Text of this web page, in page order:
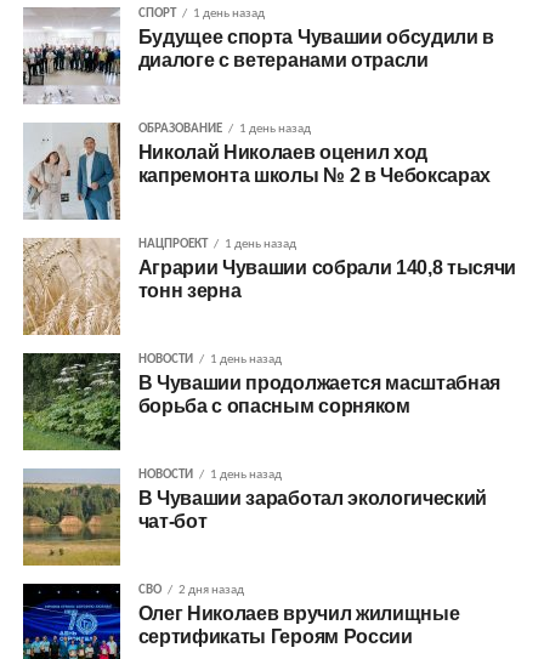
СПОРТ 1 день назад
Будущее спорта Чувашии обсудили в
диалоге с ветеранами отрасли
ОБРАЗОВАНИЕ 1 день назад
Николай Николаев оценил ход
капремонта школы № 2 в Чебоксарах
НАЦПРОЕКТ 1 день назад
Аграрии Чувашии собрали 140,8 тысячи
тонн зерна
НОВОСТИ 1 день назад
В Чувашии продолжается масштабная
борьба с опасным сорняком
НОВОСТИ 1 день назад
В Чувашии заработал экологический
чат-бот
СВО 2 дня назад
Олег Николаев вручил жилищные
сертификаты Героям России